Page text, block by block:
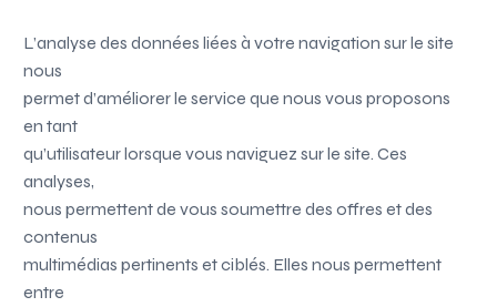
L’analyse des données liées à votre navigation sur le site
nous
permet d’améliorer le service que nous vous proposons
en tant
qu’utilisateur lorsque vous naviguez sur le site. Ces
analyses,
nous permettent de vous soumettre des offres et des
contenus
multimédias pertinents et ciblés. Elles nous permettent
entre